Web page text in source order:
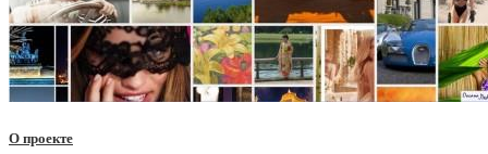
О проекте